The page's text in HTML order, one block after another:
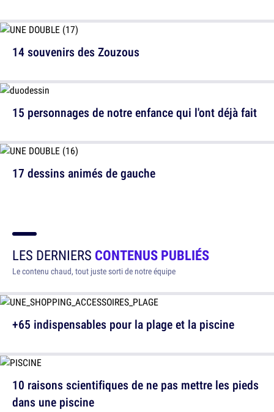
14 souvenirs des Zouzous
17 dessins animés de gauche
15 personnages de notre enfance qui l'ont déjà fait
LES DERNIERS CONTENUS PUBLIÉS
Le contenu chaud, tout juste sorti de notre équipe
+65 indispensables pour la plage et la piscine
10 raisons scientifiques de ne pas mettre les pieds
dans une piscine